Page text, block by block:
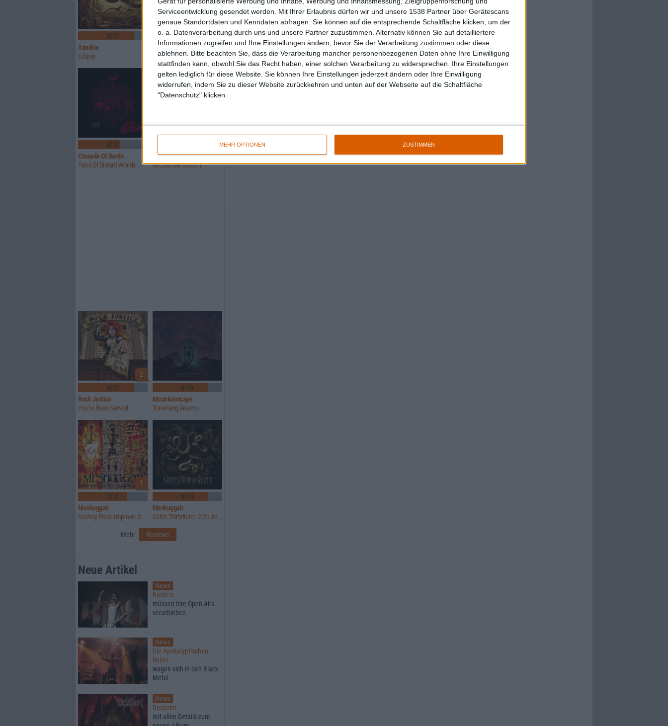
Serviceentwicklung gesendet werden.
Mit Ihrer Erlaubnis dürfen wir und unsere 1538 Partner über Gerätescans
genaue Standortdaten und Kenndaten abfragen. Sie können auf die entsprechende Schaltfläche klicken, um der
o. a. Datenverarbeitung durch uns und unsere Partner zuzustimmen. Alternativ können Sie auf detailliertere
Informationen zugreifen und Ihre Einstellungen ändern, bevor Sie der Verarbeitung zustimmen oder diese
ablehnen.
Bitte beachten Sie, dass die Verarbeitung mancher personenbezogenen Daten ohne Ihre Einwilligung
stattfinden kann, obwohl Sie das Recht haben, einer solchen Verarbeitung zu widersprechen. Ihre Einstellungen
gelten lediglich für diese Website. Sie können Ihre Einstellungen jederzeit ändern oder Ihre Einwilligung
widerrufen, indem Sie zu dieser Website zurückkehren und unten auf der Webseite auf die Schaltfläche
"Datenschutz" klicken.
MEHR OPTIONEN ZUSTIMMEN
8/10
Xandria
Eclipse
1
8/10
Sinner
Boom Bang Goodbye
6/10
Crusade Of Bards
Tales Of Distant Worlds
Metallica
ReLoad (Remaster)
2
8/10
Rock Justice
You've Been Served
8/10
Mountainscape
Traversing Realms
1
7/10
Meshuggah
Destroy Erase Improve: 30th Anniversary Edition
8/10
Meshuggah
Catch Thirtythree: 20th Anniversary Edition
Mehr Reviews
Neue Artikel
News
Broilers
müssen ihre Open Airs
verschieben
News
Die Apokalyptischen
Reiter
wagen sich in den Black
Metal
News
Desaster
mit allen Details zum